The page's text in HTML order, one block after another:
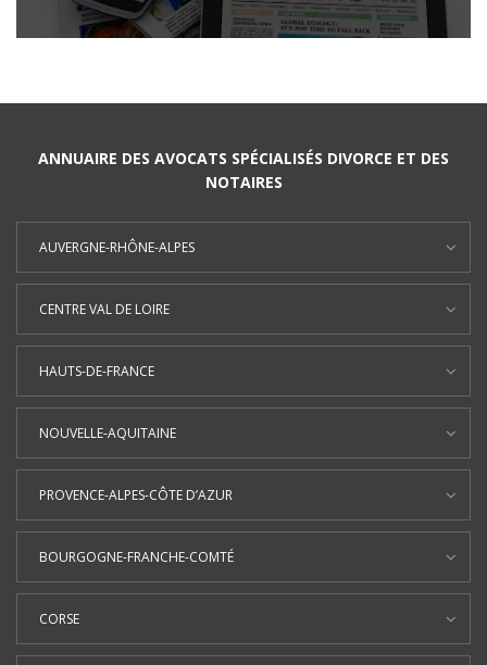
ANNUAIRE DES AVOCATS SPÉCIALISÉS DIVORCE ET DES
NOTAIRES
AUVERGNE-RHÔNE-ALPES
CENTRE VAL DE LOIRE
HAUTS-DE-FRANCE
NOUVELLE-AQUITAINE
PROVENCE-ALPES-CÔTE D’AZUR
BOURGOGNE-FRANCHE-COMTÉ
CORSE